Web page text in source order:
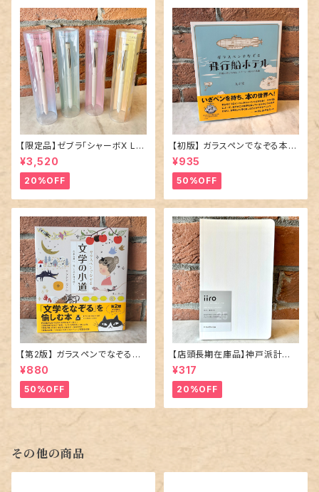
【限定品】ゼブラ「シャーボX LT
3 限定ニュアンスカラー」多機能
ペン／全4種
¥3,520
20%OFF
【初版】 ガラスペンでなぞる本 「
¥935
50%OFF
【第2版】 ガラスペンでなぞる本
¥880
50%OFF
【店頭長期在庫品】神戸派計画
「iiro（イーロ）25 stripe ｜スノ
ー・ホワイト」／7mm罫線ノート
¥317
20%OFF
その他の商品